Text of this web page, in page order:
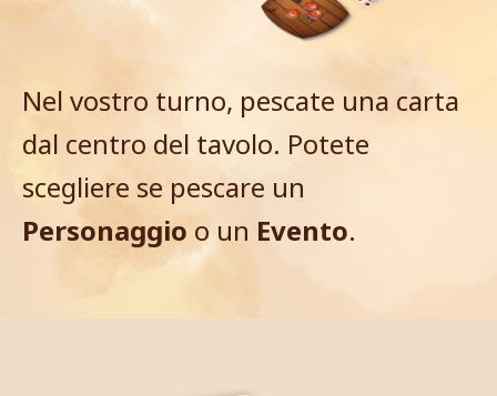
Nel vostro turno, pescate una carta
dal centro del tavolo. Potete
scegliere se pescare un
Personaggio o un Evento.